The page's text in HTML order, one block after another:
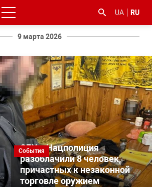
UA RU
9 марта 2026
События
СБУ и Нацполиция
разоблачили 8 человек,
причастных к незаконной
торговле оружием
#гфс #Киев #коронавірус